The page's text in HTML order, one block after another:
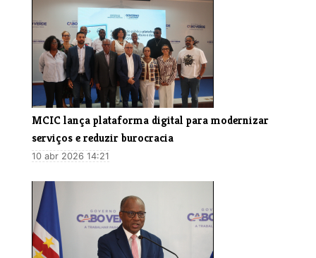
MCIC lança plataforma digital para modernizar
serviços e reduzir burocracia
10 abr 2026 14:21